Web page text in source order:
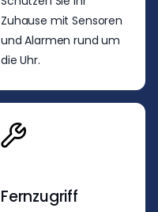
Zuhause mit Sensoren
und Alarmen rund um
die Uhr.
Fernzugriff